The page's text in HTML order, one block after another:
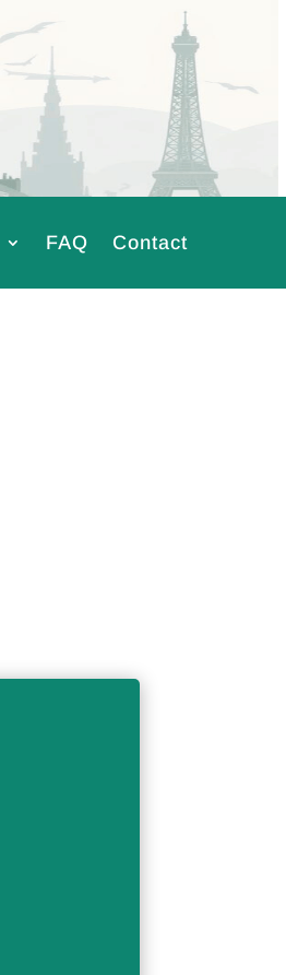
FAQ Contact